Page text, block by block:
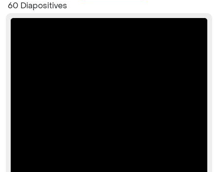
60 Diapositives